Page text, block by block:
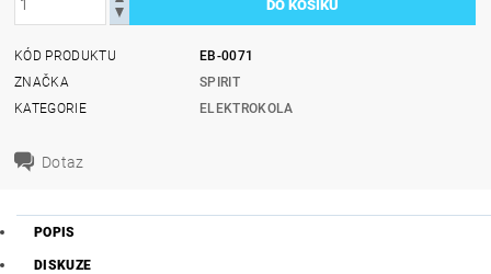
KÓD PRODUKTU
EB-0071
ZNAČKA
SPIRIT
KATEGORIE
ELEKTROKOLA
Dotaz
POPIS
DISKUZE